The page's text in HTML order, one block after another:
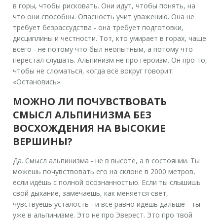
в горы, чтобы рисковать. Они идут, чтобы понять, на
что они способны. Опасность учит уважению. Она не
требует безрассудства - она требует подготовки,
дисциплины и честности. Тот, кто умирает в горах, чаще
всего - не потому что был неопытным, а потому что
перестал слушать. Альпинизм не про героизм. Он про то,
чтобы не сломаться, когда всё вокруг говорит:
«Остановись».
МОЖНО ЛИ ПОЧУВСТВОВАТЬ
СМЫСЛ АЛЬПИНИЗМА БЕЗ
ВОСХОЖДЕНИЯ НА ВЫСОКИЕ
ВЕРШИНЫ?
Да. Смысл альпинизма - не в высоте, а в состоянии. Ты
можешь почувствовать его на склоне в 2000 метров,
если идёшь с полной осознанностью. Если ты слышишь
свой дыхание, замечаешь, как меняется свет,
чувствуешь усталость - и всё равно идёшь дальше - ты
уже в альпинизме. Это не про Эверест. Это про твой